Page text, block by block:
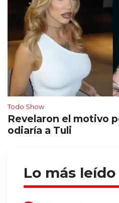
Todo Show
Revelaron el motivo
odiaría a Tuli
Lo más leído